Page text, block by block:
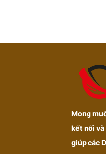
Mong
kết nối
giúp các